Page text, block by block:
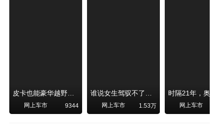
皮卡也能豪华越野！纵横F700上市，限时卖29.99万起
网上车市 9344
谁说女生驾驭不了大SUV？看我开问界M6驰骋坝上草原！
网上车市 1.53万 网上车市